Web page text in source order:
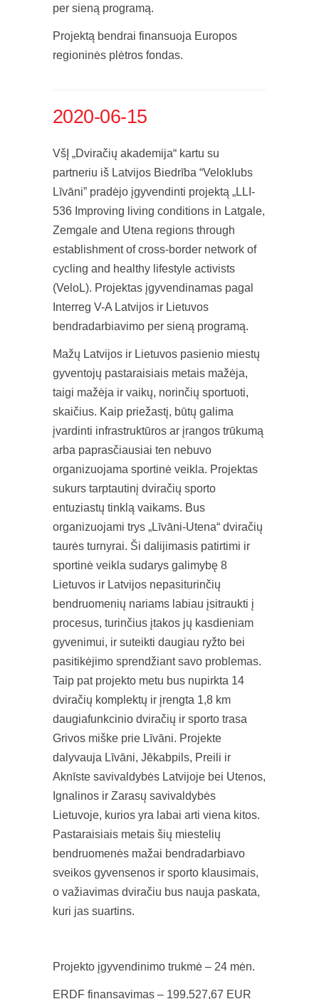
per sieną programą.
Projektą bendrai finansuoja Europos
regioninės plėtros fondas.
2020-06-15
VšĮ „Dviračių akademija“ kartu su
partneriu iš Latvijos Biedrība “Veloklubs
Līvāni” pradėjo įgyvendinti projektą „LLI-
536 Improving living conditions in Latgale,
Zemgale and Utena regions through
establishment of cross-border network of
cycling and healthy lifestyle activists
(VeloL). Projektas įgyvendinamas pagal
Interreg V-A Latvijos ir Lietuvos
bendradarbiavimo per sieną programą.
Mažų Latvijos ir Lietuvos pasienio miestų
gyventojų pastaraisiais metais mažėja,
taigi mažėja ir vaikų, norinčių sportuoti,
skaičius. Kaip priežastį, būtų galima
įvardinti infrastruktūros ar įrangos trūkumą
arba paprasčiausiai ten nebuvo
organizuojama sportinė veikla. Projektas
sukurs tarptautinį dviračių sporto
entuziastų tinklą vaikams. Bus
organizuojami trys „Līvāni-Utena“ dviračių
taurės turnyrai. Ši dalijimasis patirtimi ir
sportinė veikla sudarys galimybę 8
Lietuvos ir Latvijos nepasiturinčių
bendruomenių nariams labiau įsitraukti į
procesus, turinčius įtakos jų kasdieniam
gyvenimui, ir suteikti daugiau ryžto bei
pasitikėjimo sprendžiant savo problemas.
Taip pat projekto metu bus nupirkta 14
dviračių komplektų ir įrengta 1,8 km
daugiafunkcinio dviračių ir sporto trasa
Grivos miške prie Līvāni. Projekte
dalyvauja Līvāni, Jēkabpils, Preili ir
Aknīste savivaldybės Latvijoje bei Utenos,
Ignalinos ir Zarasų savivaldybės
Lietuvoje, kurios yra labai arti viena kitos.
Pastaraisiais metais šių miestelių
bendruomenės mažai bendradarbiavo
sveikos gyvensenos ir sporto klausimais,
o važiavimas dviračiu bus nauja paskata,
kuri jas suartins.
Projekto įgyvendinimo trukmė – 24 mėn.
ERDF finansavimas – 199.527,67 EUR